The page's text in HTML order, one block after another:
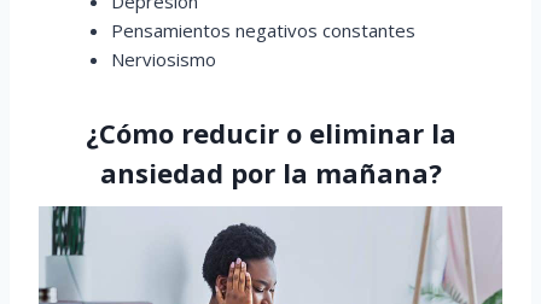
Pensamientos negativos constantes
Nerviosismo
¿Cómo reducir o eliminar la
ansiedad por la mañana?